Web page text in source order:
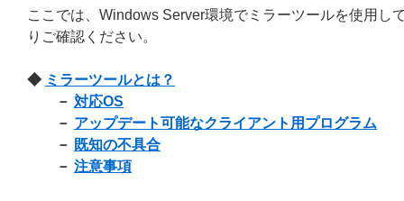
ここでは、Windows Server環境でミラーツールを使用
りご確認ください。
◆ ミラーツールとは？
－ 対応OS
－ アップデート可能なクライアント用プログラム
－ 既知の不具合
－ 注意事項